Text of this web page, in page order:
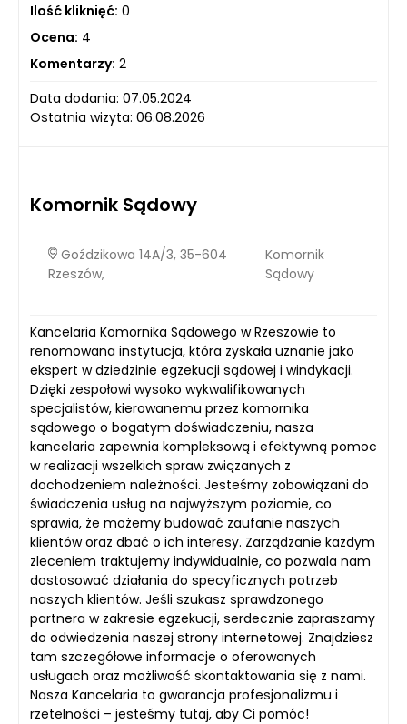
Ilość kliknięć: 0
Ocena: 4
Komentarzy: 2
Data dodania: 07.05.2024
Ostatnia wizyta: 06.08.2026
Komornik Sądowy
Goździkowa 14A/3, 35-604
Rzeszów,
Komornik
Sądowy
Kancelaria Komornika Sądowego w Rzeszowie to
renomowana instytucja, która zyskała uznanie jako
ekspert w dziedzinie egzekucji sądowej i windykacji.
Dzięki zespołowi wysoko wykwalifikowanych
specjalistów, kierowanemu przez komornika
sądowego o bogatym doświadczeniu, nasza
kancelaria zapewnia kompleksową i efektywną pomoc
w realizacji wszelkich spraw związanych z
dochodzeniem należności. Jesteśmy zobowiązani do
świadczenia usług na najwyższym poziomie, co
sprawia, że możemy budować zaufanie naszych
klientów oraz dbać o ich interesy. Zarządzanie każdym
zleceniem traktujemy indywidualnie, co pozwala nam
dostosować działania do specyficznych potrzeb
naszych klientów. Jeśli szukasz sprawdzonego
partnera w zakresie egzekucji, serdecznie zapraszamy
do odwiedzenia naszej strony internetowej. Znajdziesz
tam szczegółowe informacje o oferowanych
usługach oraz możliwość skontaktowania się z nami.
Nasza Kancelaria to gwarancja profesjonalizmu i
rzetelności – jesteśmy tutaj, aby Ci pomóc!